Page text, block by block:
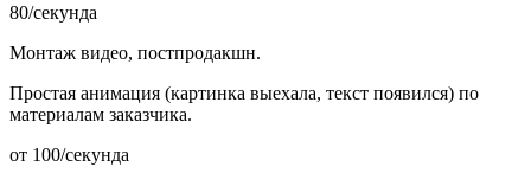
80/секунда
Монтаж видео, постпродакшн.
Простая анимация (картинка выехала, текст появился) по
материалам заказчика.
от 100/секунда